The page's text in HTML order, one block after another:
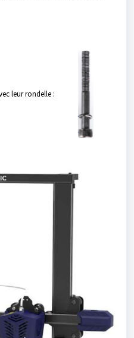
leur rondelle :